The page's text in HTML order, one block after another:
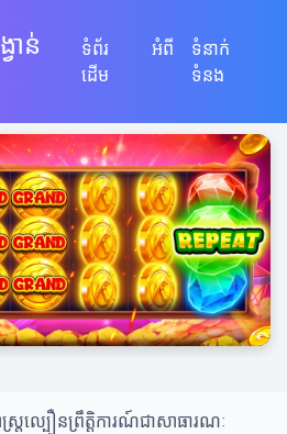
ាន់
ទំព័រ
ដើម
អំពី
ទំនាក់
ទំនង
ត្រល្បឿនព្រឹត្តិការណ៍ជាសាធារណៈ